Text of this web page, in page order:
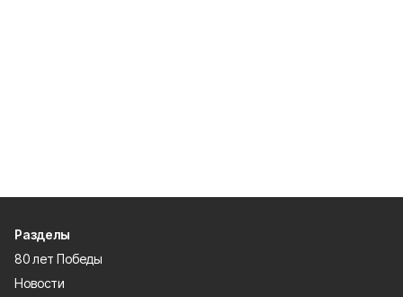
Разделы
80 лет Победы
Новости